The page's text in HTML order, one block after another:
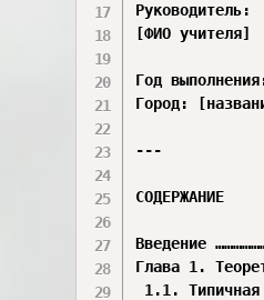
Руководитель:
[ФИО учителя]
Год
Город:
---
СОДЕРЖАНИЕ
Введение
Глава 1.
1.1. Типичная